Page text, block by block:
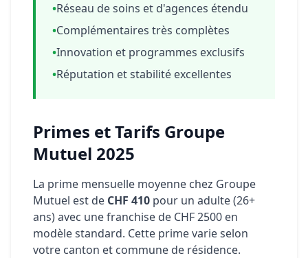
•Réseau de soins et d'agences étendu
•Complémentaires très complètes
•Innovation et programmes exclusifs
•Réputation et stabilité excellentes
Primes et Tarifs Groupe
Mutuel 2025
La prime mensuelle moyenne chez Groupe
Mutuel est de CHF 410 pour un adulte (26+
ans) avec une franchise de CHF 2500 en
modèle standard. Cette prime varie selon
votre canton et commune de résidence.